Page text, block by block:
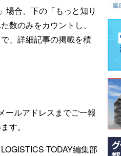
場合、下の「もっと知り
数のみをカウントし、
、詳細記事の掲載を積
ールアドレスまでご一報
す。
LOGISTICS TODAY編集部